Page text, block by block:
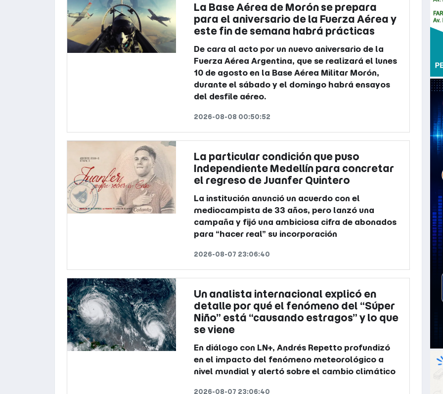
La Base Aérea de Morón se prepara
para el aniversario de la Fuerza Aérea y
este fin de semana habrá prácticas
De cara al acto por un nuevo aniversario de la
Fuerza Aérea Argentina, que se realizará el lunes
10 de agosto en la Base Aérea Militar Morón,
durante el sábado y el domingo habrá ensayos
del desfile aéreo.
2026-08-08 00:50:52
La particular condición que puso
Independiente Medellín para concretar
el regreso de Juanfer Quintero
La institución anunció un acuerdo con el
mediocampista de 33 años, pero lanzó una
campaña y fijó una ambiciosa cifra de abonados
para “hacer real” su incorporación
2026-08-07 23:06:40
Un analista internacional explicó en
detalle por qué el fenómeno del “Súper
Niño” está “causando estragos” y lo que
se viene
En diálogo con LN+, Andrés Repetto profundizó
en el impacto del fenómeno meteorológico a
nivel mundial y alertó sobre el cambio climático
2026-08-07 23:06:40